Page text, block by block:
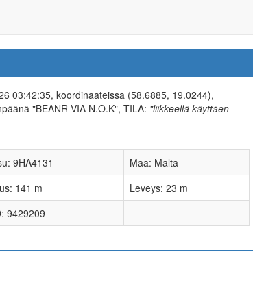
03:42:35, koordinaateissa (58.6885, 19.0244),
"BEANR VIA N.O.K", TILA: "liikkeellä käyttäen
9HA4131
Maa: Malta
141 m
Leveys: 23 m
9429209